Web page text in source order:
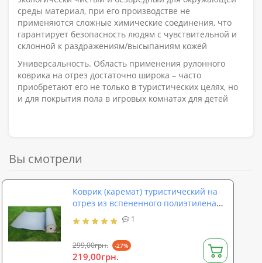
среды материал, при его производстве не
применяются сложные химические соединения, что
гарантирует безопасность людям с чувствительной и
склонной к раздражениям/высыпаниям кожей
Универсальность. Область применения рулонного
коврика на отрез достаточно широка – часто
приобретают его не только в туристических целях, но
и для покрытия пола в игровых комнатах для детей
Вы смотрели
Коврик (каремат) туристический на
отрез из вспененного полиэтилена
ППЭ НХ OSPORT 8мм (FI-0031)
1
299,00грн. -27%
219,00грн.